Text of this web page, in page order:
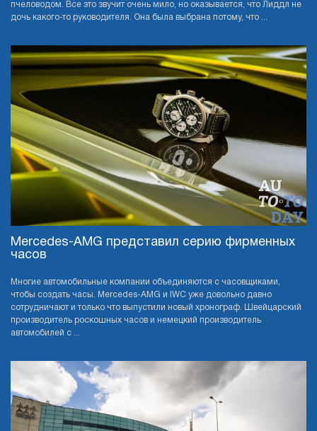
пчеловодом. Все это звучит очень мило, но оказывается, что Лиддл не
дочь какого-то руководителя. Она была выбрана потому, что ...
Mercedes-AMG представил серию фирменных
часов
Многие автомобильные компании объединяются с часовщиками,
чтобы создать часы. Mercedes-AMG и IWC уже довольно давно
сотрудничают и только что выпустили новый хронограф. Швейцарский
производитель роскошных часов и немецкий производитель
автомобилей с ...